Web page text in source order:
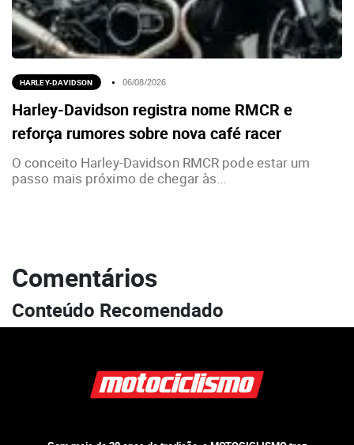
HARLEY-DAVIDSON 06/08/2026
Harley-Davidson registra nome RMCR e
reforça rumores sobre nova café racer
O conceito Harley-Davidson RMCR pode estar um
passo mais próximo de chegar às...
Comentários
Conteúdo Recomendado